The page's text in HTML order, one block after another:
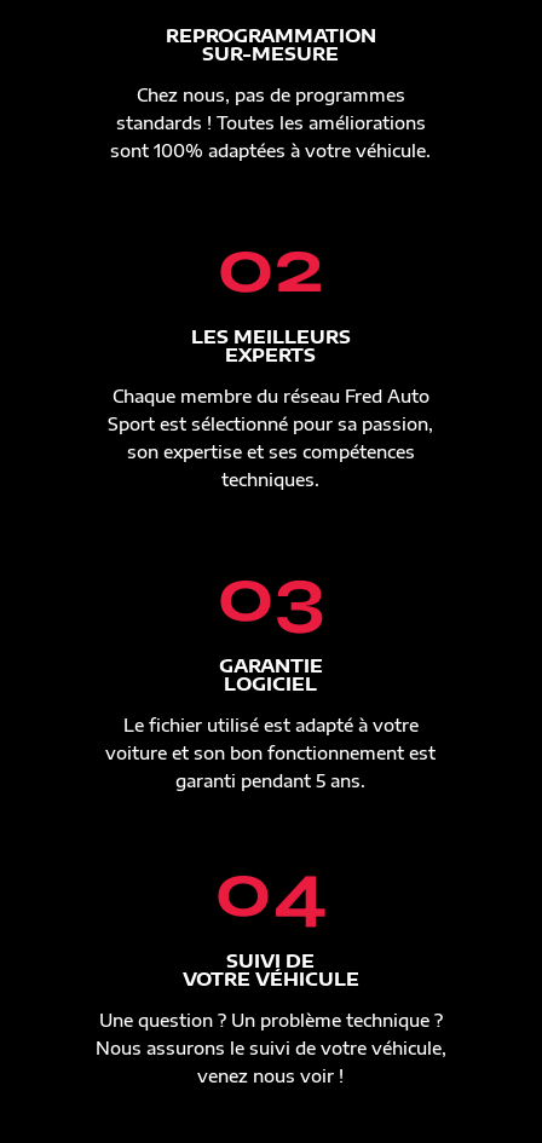
REPROGRAMMATION
SUR-MESURE
Chez nous, pas de programmes
standards ! Toutes les améliorations
sont 100% adaptées à votre véhicule.
02
LES MEILLEURS
EXPERTS
Chaque membre du réseau Fred Auto
Sport est sélectionné pour sa passion,
son expertise et ses compétences
techniques.
03
GARANTIE
LOGICIEL
Le fichier utilisé est adapté à votre
voiture et son bon fonctionnement est
garanti pendant 5 ans.
04
SUIVI DE
VOTRE VÉHICULE
Une question ? Un problème technique ?
Nous assurons le suivi de votre véhicule,
venez nous voir !